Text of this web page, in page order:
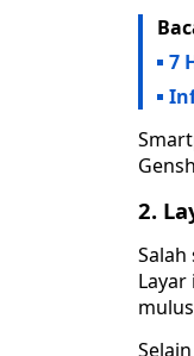
7
2.